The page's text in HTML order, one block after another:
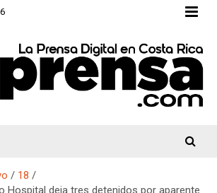
18
Hospital deja tres detenidos por aparente